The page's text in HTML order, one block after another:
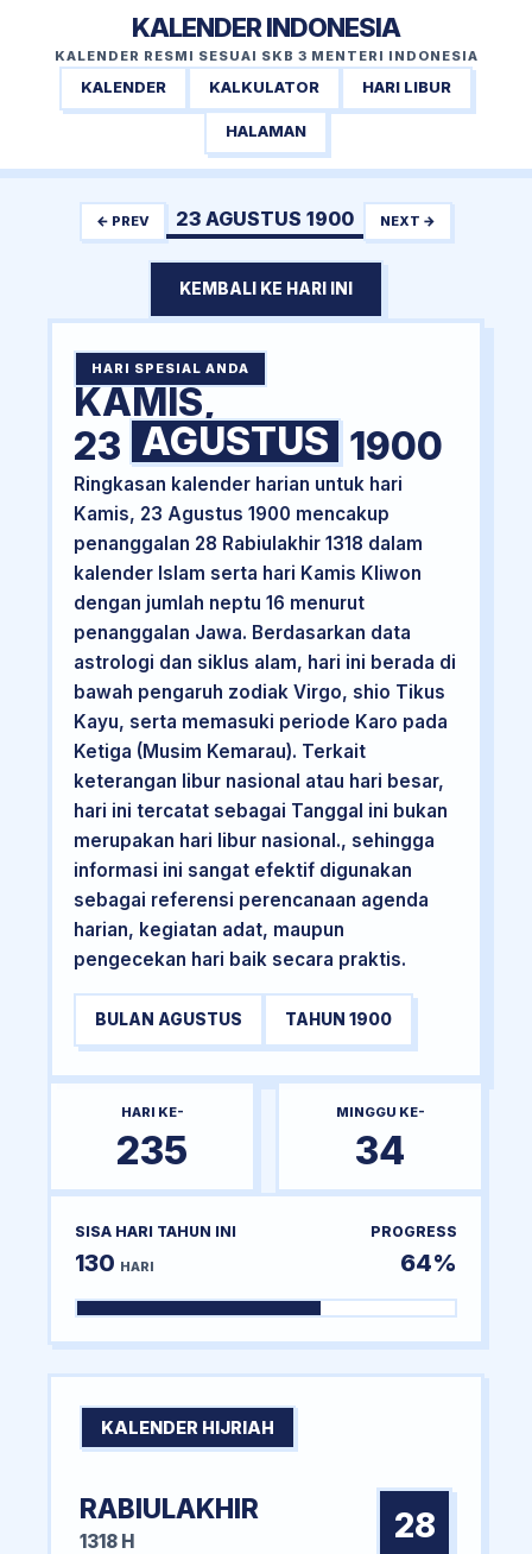
KALENDER INDONESIA
KALENDER RESMI SESUAI SKB 3 MENTERI INDONESIA
KALENDER KALKULATOR HARI LIBUR
HALAMAN
← PREV 23 AGUSTUS 1900 NEXT →
KEMBALI KE HARI INI
HARI SPESIAL ANDA
KAMIS,
23 AGUSTUS 1900
Ringkasan kalender harian untuk hari
Kamis, 23 Agustus 1900 mencakup
penanggalan 28 Rabiulakhir 1318 dalam
kalender Islam serta hari Kamis Kliwon
dengan jumlah neptu 16 menurut
penanggalan Jawa. Berdasarkan data
astrologi dan siklus alam, hari ini berada di
bawah pengaruh zodiak Virgo, shio Tikus
Kayu, serta memasuki periode Karo pada
Ketiga (Musim Kemarau). Terkait
keterangan libur nasional atau hari besar,
hari ini tercatat sebagai Tanggal ini bukan
merupakan hari libur nasional., sehingga
informasi ini sangat efektif digunakan
sebagai referensi perencanaan agenda
harian, kegiatan adat, maupun
pengecekan hari baik secara praktis.
BULAN AGUSTUS TAHUN 1900
HARI KE-
235
MINGGU KE-
34
SISA HARI TAHUN INI
130 HARI
PROGRESS
64%
KALENDER HIJRIAH
RABIULAKHIR
1318 H 28